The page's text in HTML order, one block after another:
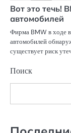
Вот это течь!
автомобилей
Фирма BMW в ходе
автомобилей
существует риск
Поиск